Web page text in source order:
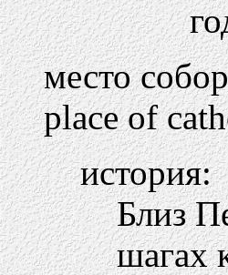
место
place of
история:
Близ
шагах